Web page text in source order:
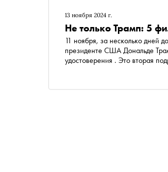
13 ноября 2024 г.
Не только Трамп: 5
11 ноября, за несколько дней
президенте США Дональде Трампе
удостоверения . Это вторая